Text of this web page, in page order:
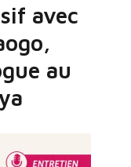
avec
au